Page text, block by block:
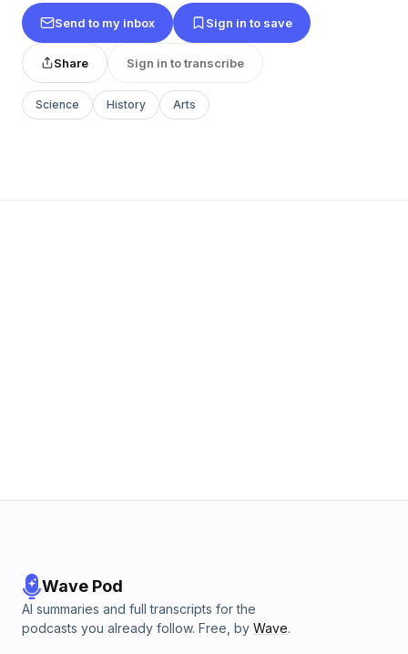
Send to my inbox Sign in to save
Share Sign in to transcribe
Science History Arts
Wave Pod
AI summaries and full transcripts for the
podcasts you already follow. Free, by Wave.